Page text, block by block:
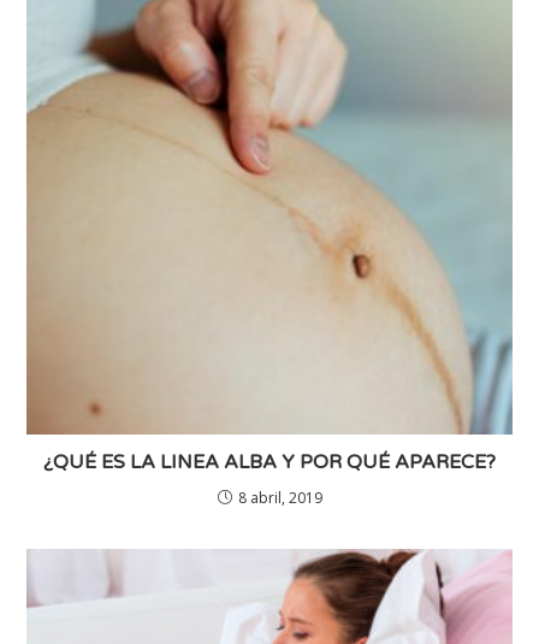
¿QUÉ ES LA LINEA ALBA Y POR QUÉ APARECE?
8 abril, 2019